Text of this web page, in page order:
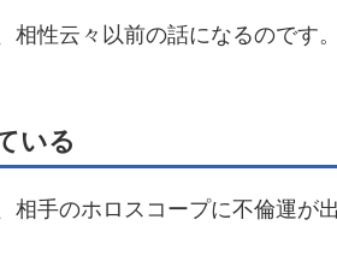
相性云々以前の話になるのです。
いる
相手のホロスコープに不倫運が